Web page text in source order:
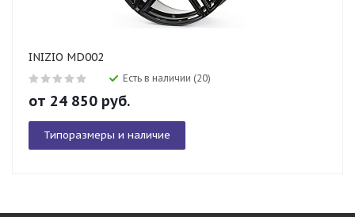
INIZIO MD002
Есть в наличии (20)
от 24 850 руб.
Типоразмеры и наличие